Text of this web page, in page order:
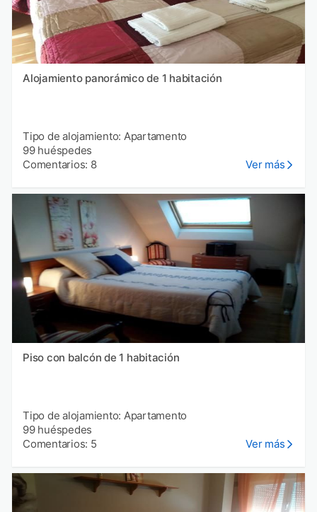
Alojamiento panorámico de 1 habitación
Tipo de alojamiento: Apartamento
99 huéspedes
Comentarios: 8
Ver más
Piso con balcón de 1 habitación
Tipo de alojamiento: Apartamento
99 huéspedes
Comentarios: 5
Ver más